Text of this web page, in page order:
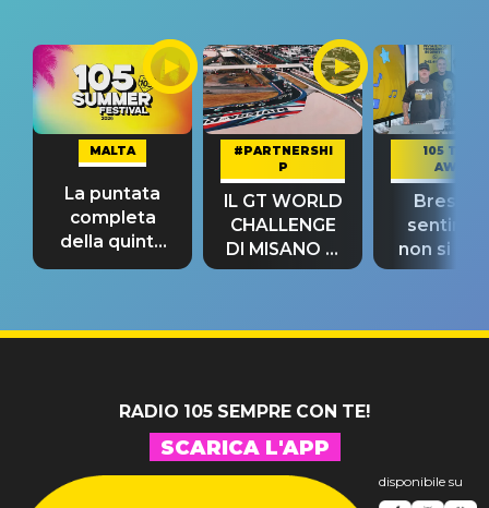
MALTA
La puntata
completa
della quinta
tappa
#PARTNERSHI
P
IL GT WORLD
CHALLENGE
DI MISANO si
riconferma
105 TAKE
AWAY
Bresh:
non si
fino alla
RADIO 105 SEMPRE CON TE!
SCARICA L'APP
disponibile su